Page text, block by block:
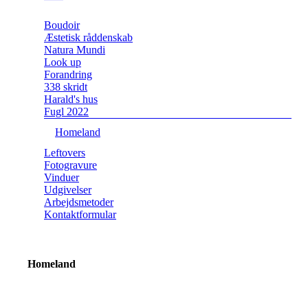
Boudoir
Æstetisk råddenskab
Natura Mundi
Look up
Forandring
338 skridt
Harald's hus
Fugl 2022
Homeland
Leftovers
Fotogravure
Vinduer
Udgivelser
Arbejdsmetoder
Kontaktformular
Homeland